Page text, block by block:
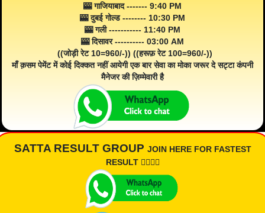
🎰 गाजियाबाद ------- 9:40 PM
🎰 दुबई गोल्ड -------- 10:30 PM
🎰 गली ----------- 11:40 PM
🎰 दिसावर ---------- 03:00 AM
((जोड़ी रेट 10=960/-)) ((हरूफ़ रेट 100=960/-))
माँ क़सम पेमेंट में कोई दिक्कत नहीं आयेगी एक बार सेवा का मोका जरूर दे सट्टा कंपनी
मैनेजर की ज़िम्मेवारी है
SATTA RESULT GROUP JOIN HERE FOR FASTEST
RESULT 👇🏾👇🏾